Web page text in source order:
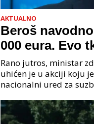
AKTUALNO
Beroš
000 eura. Evo
na čelu
Rano jutros, ministar
uhićen je u akciji koju
nacionalni ured za
priopćenju USKOK